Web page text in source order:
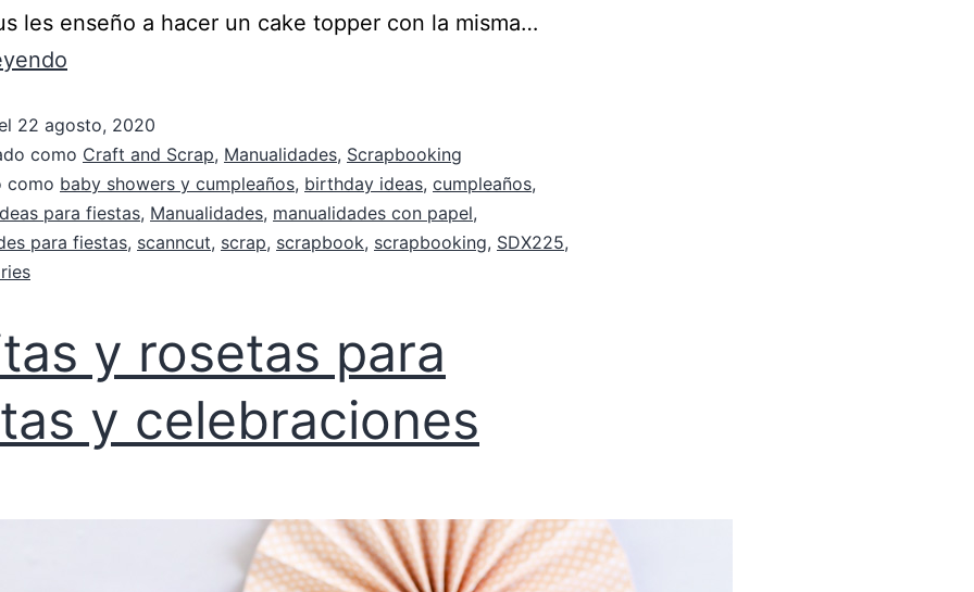
les enseño a hacer un cake topper con la misma…
22 agosto, 2020
como Craft and Scrap, Manualidades, Scrapbooking
como baby showers y cumpleaños, birthday ideas, cumpleaños,
para fiestas, Manualidades, manualidades con papel,
para fiestas, scanncut, scrap, scrapbook, scrapbooking, SDX225,
y rosetas para
y celebraciones